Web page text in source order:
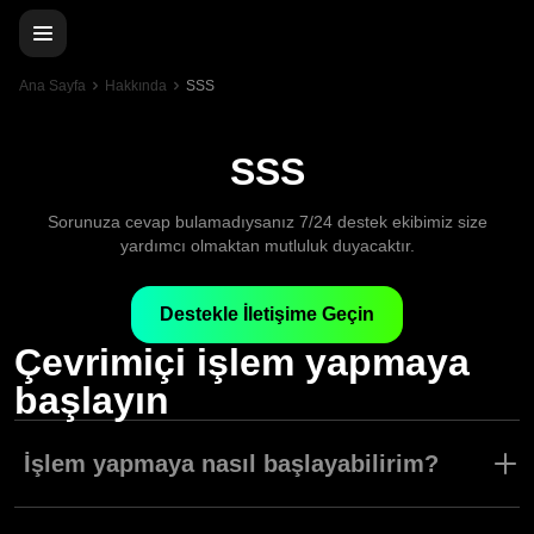
Ana Sayfa Hakkında SSS
SSS
Sorunuza cevap bulamadıysanız 7/24 destek ekibimiz size
yardımcı olmaktan mutluluk duyacaktır.
Destekle İletişime Geçin
Çevrimiçi işlem yapmaya
başlayın
İşlem yapmaya nasıl başlayabilirim?